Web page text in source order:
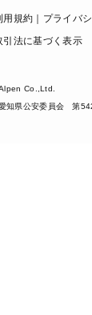
用規約
プライバ
引法に基づく表示
Co.,Ltd.
知県公安委員会 第